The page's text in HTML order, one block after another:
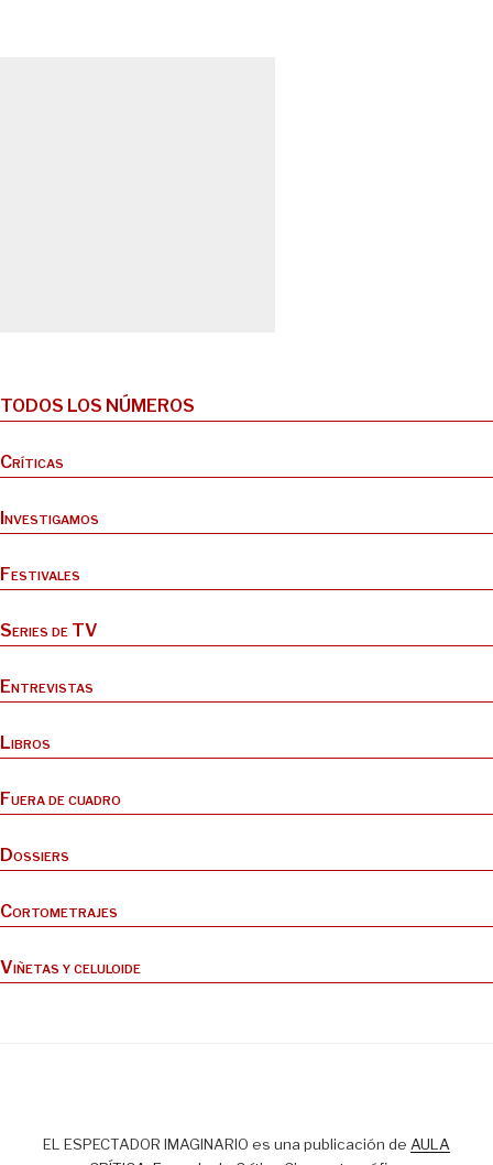
TODOS LOS NÚMEROS
Críticas
Investigamos
Festivales
Series de TV
Entrevistas
Libros
Fuera de cuadro
Dossiers
Cortometrajes
Viñetas y celuloide
EL ESPECTADOR IMAGINARIO es una publicación de AULA